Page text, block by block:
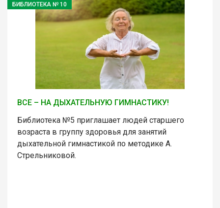
БИБЛИОТЕКА № 10
ВСЕ – НА ДЫХАТЕЛЬНУЮ ГИМНАСТИКУ!
Библиотека №5 приглашает людей старшего
возраста в группу здоровья для занятий
дыхательной гимнастикой по методике А.
Стрельниковой.